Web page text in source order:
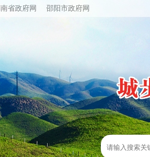
省政府网 邵阳市政府网